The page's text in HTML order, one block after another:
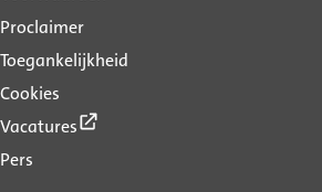
website
Proclaimer
Toegankelijkheid
Cookies
Vacatures
Pers